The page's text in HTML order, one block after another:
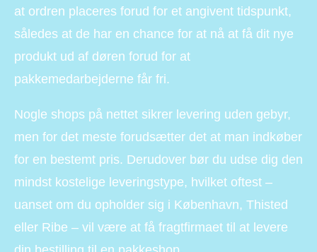
at ordren placeres forud for et angivent tidspunkt,
således at de har en chance for at nå at få dit nye
produkt ud af døren forud for at
pakkemedarbejderne får fri.
Nogle shops på nettet sikrer levering uden gebyr,
men for det meste forudsætter det at man indkøber
for en bestemt pris. Derudover bør du udse dig den
mindst kostelige leveringstype, hvilket oftest –
uanset om du opholder sig i København, Thisted
eller Ribe – vil være at få fragtfirmaet til at levere